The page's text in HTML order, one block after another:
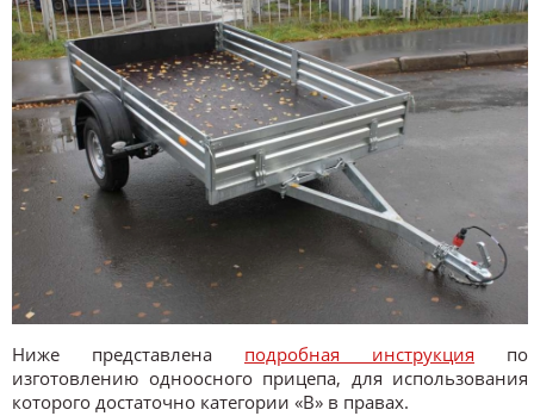
Ниже представлена подробная инструкция по
изготовлению одноосного прицепа, для использования
которого достаточно категории «В» в правах.